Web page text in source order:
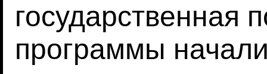
государственная
программы начали